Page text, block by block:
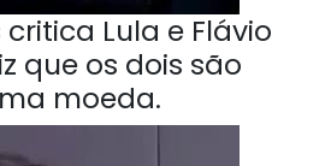
Lula e Flávio
que os dois são
moeda.